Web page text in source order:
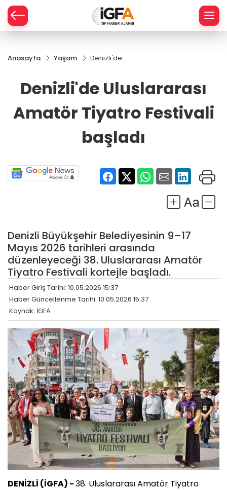
Anasayfa Yaşam
Denizli'de
Tiyatro
başladı
Denizli'de Uluslararası
Amatör Tiyatro Festivali
başladı
Denizli Büyükşehir Belediyesinin 9–17
Mayıs 2026 tarihleri arasında
düzenleyeceği 38. Uluslararası Amatör
Tiyatro Festivali kortejle başladı.
Haber Giriş Tarihi: 10.05.2026 15:37
Haber Güncellenme Tarihi: 10.05.2026 15:37
Kaynak: İGFA
DENİZLİ (İGFA) -38. Uluslararası Amatör Tiyatro